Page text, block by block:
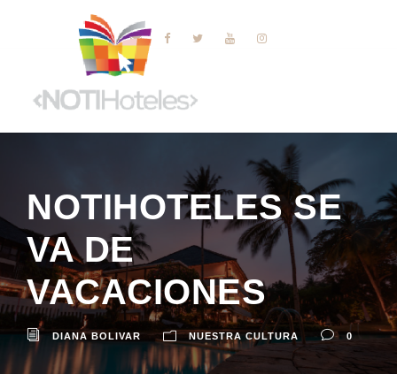
NOTIHOTELES SE
VA DE
VACACIONES
DIANA BOLIVAR NUESTRA CULTURA 0